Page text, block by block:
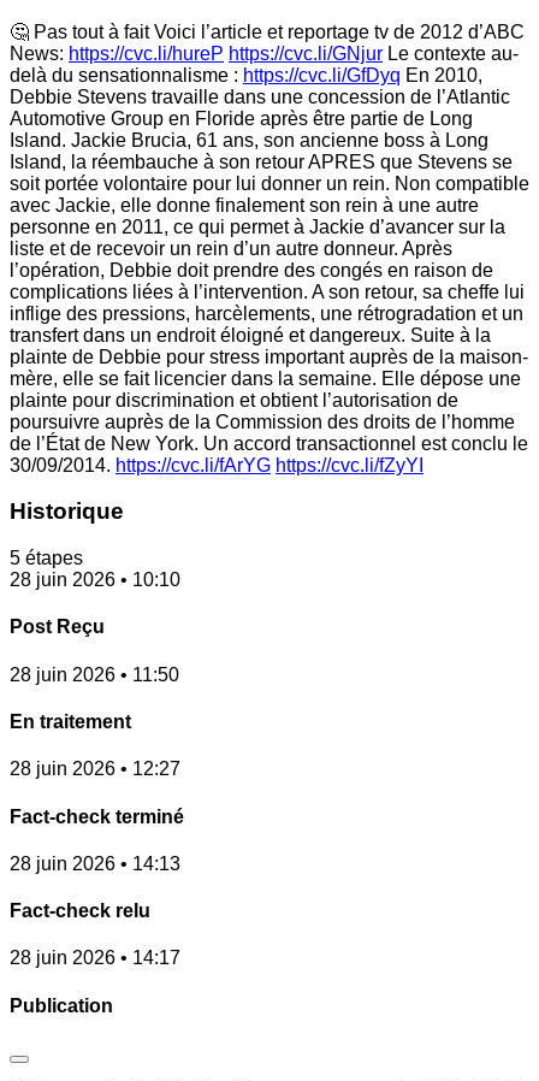
🤔 Pas tout à fait Voici l’article et reportage tv de 2012 d’ABC
News: https://cvc.li/hureP https://cvc.li/GNjur Le contexte au-
delà du sensationnalisme : https://cvc.li/GfDyq En 2010,
Debbie Stevens travaille dans une concession de l’Atlantic
Automotive Group en Floride après être partie de Long
Island. Jackie Brucia, 61 ans, son ancienne boss à Long
Island, la réembauche à son retour APRES que Stevens se
soit portée volontaire pour lui donner un rein. Non compatible
avec Jackie, elle donne finalement son rein à une autre
personne en 2011, ce qui permet à Jackie d’avancer sur la
liste et de recevoir un rein d’un autre donneur. Après
l’opération, Debbie doit prendre des congés en raison de
complications liées à l’intervention. A son retour, sa cheffe lui
inflige des pressions, harcèlements, une rétrogradation et un
transfert dans un endroit éloigné et dangereux. Suite à la
plainte de Debbie pour stress important auprès de la maison-
mère, elle se fait licencier dans la semaine. Elle dépose une
plainte pour discrimination et obtient l’autorisation de
poursuivre auprès de la Commission des droits de l’homme
de l’État de New York. Un accord transactionnel est conclu le
30/09/2014. https://cvc.li/fArYG https://cvc.li/fZyYI
Historique
5 étapes
28 juin 2026 • 10:10
Post Reçu
28 juin 2026 • 11:50
En traitement
28 juin 2026 • 12:27
Fact-check terminé
28 juin 2026 • 14:13
Fact-check relu
28 juin 2026 • 14:17
Publication